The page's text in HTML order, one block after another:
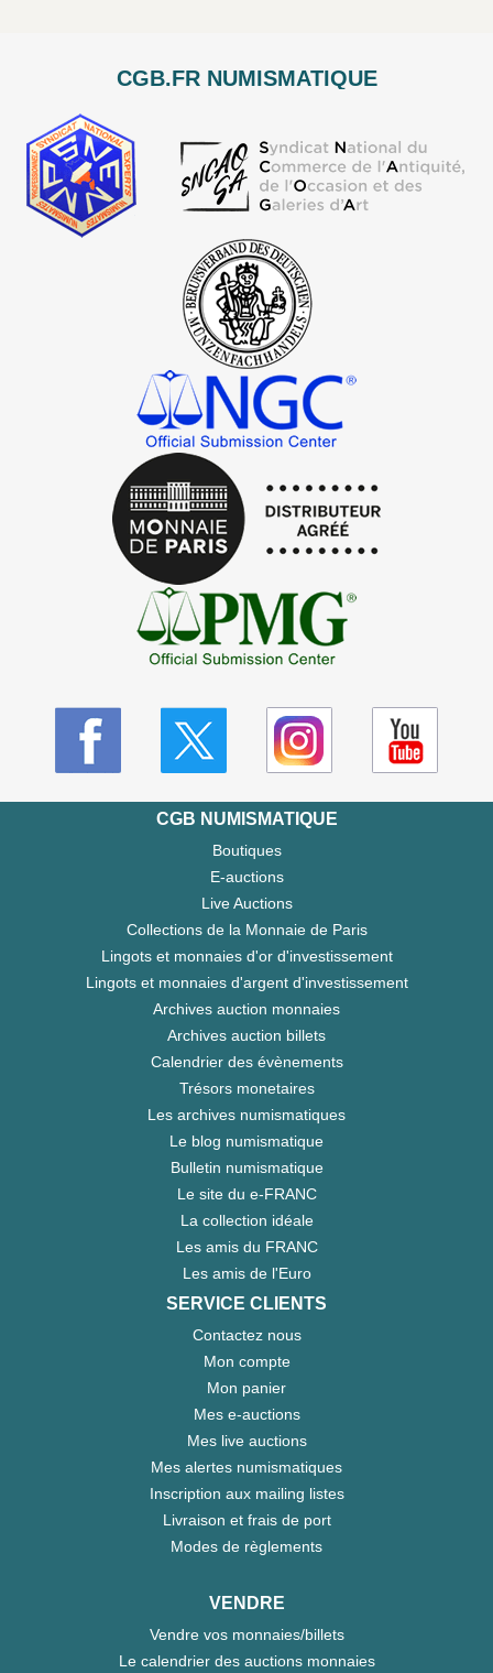
CGB.FR NUMISMATIQUE
CGB NUMISMATIQUE
Boutiques
E-auctions
Live Auctions
Collections de la Monnaie de Paris
Lingots et monnaies d'or d'investissement
Lingots et monnaies d'argent d'investissement
Archives auction monnaies
Archives auction billets
Calendrier des évènements
Trésors monetaires
Les archives numismatiques
Le blog numismatique
Bulletin numismatique
Le site du e-FRANC
La collection idéale
Les amis du FRANC
Les amis de l'Euro
SERVICE CLIENTS
Contactez nous
Mon compte
Mon panier
Mes e-auctions
Mes live auctions
Mes alertes numismatiques
Inscription aux mailing listes
Livraison et frais de port
Modes de règlements
VENDRE
Vendre vos monnaies/billets
Le calendrier des auctions monnaies